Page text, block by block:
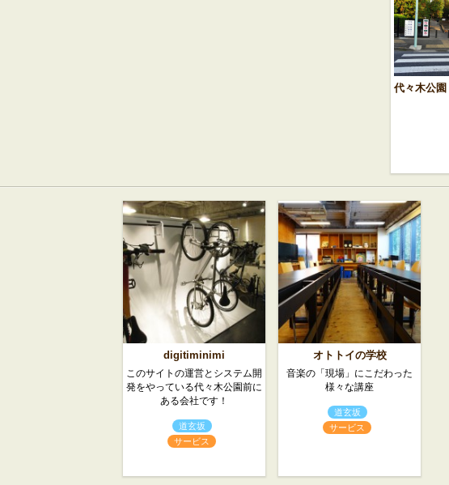
代々木公
digitiminimi
このサイトの運営とシステム開
発をやっている代々木公園前に
ある会社です！
道玄坂
サービス
オトトイの学校
音楽の「現場」にこだわった
様々な講座
道玄坂
サービス